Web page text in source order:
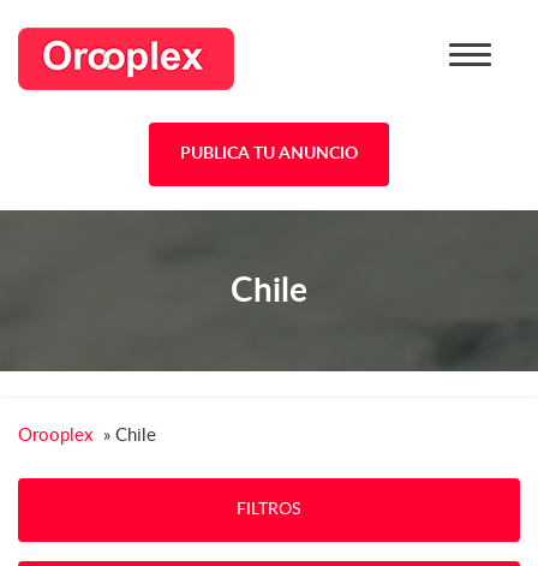
PUBLICA TU ANUNCIO
Chile
Orooplex » Chile
FILTROS